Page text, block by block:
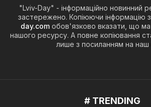
"Lviv-Day" - інформаційно новинний
застережено. Копіюючи інформацію з
day.com обов'язково вказати, що
нашого ресурсу. А повне копіювання
лише з посиланням на наш
# TRENDING